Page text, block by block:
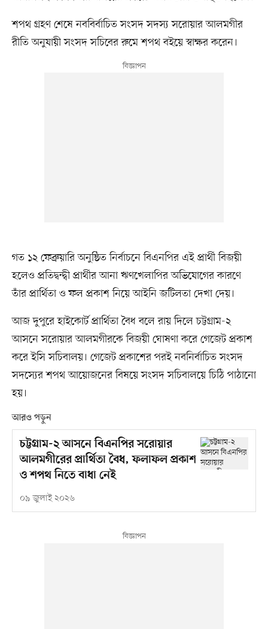
শপথ গ্রহণ শেষে নববির্বাচিত সংসদ সদস্য সরোয়ার আলমগীর
রীতি অনুযায়ী সংসদ সচিবের রুমে শপথ বইয়ে স্বাক্ষর করেন।
গত ১২ ফেব্রুয়ারি অনুষ্ঠিত নির্বাচনে বিএনপির এই প্রার্থী বিজয়ী
হলেও প্রতিদ্বন্দ্বী প্রার্থীর আনা ঋণখেলাপির অভিযোগের কারণে
তাঁর প্রার্থিতা ও ফল প্রকাশ নিয়ে আইনি জটিলতা দেখা দেয়।
আজ দুপুরে হাইকোর্ট প্রার্থিতা বৈধ বলে রায় দিলে চট্টগ্রাম-২
আসনে সরোয়ার আলমগীরকে বিজয়ী ঘোষণা করে গেজেট প্রকাশ
করে ইসি সচিবালয়। গেজেট প্রকাশের পরই নবনির্বাচিত সংসদ
সদস্যের শপথ আয়োজনের বিষয়ে সংসদ সচিবালয়ে চিঠি পাঠানো
হয়।
আরও পড়ুন
চট্টগ্রাম-২ আসনে বিএনপির সরোয়ার
আলমগীরের প্রার্থিতা বৈধ, ফলাফল প্রকাশ
ও শপথ নিতে বাধা নেই
০৯ জুলাই ২০২৬